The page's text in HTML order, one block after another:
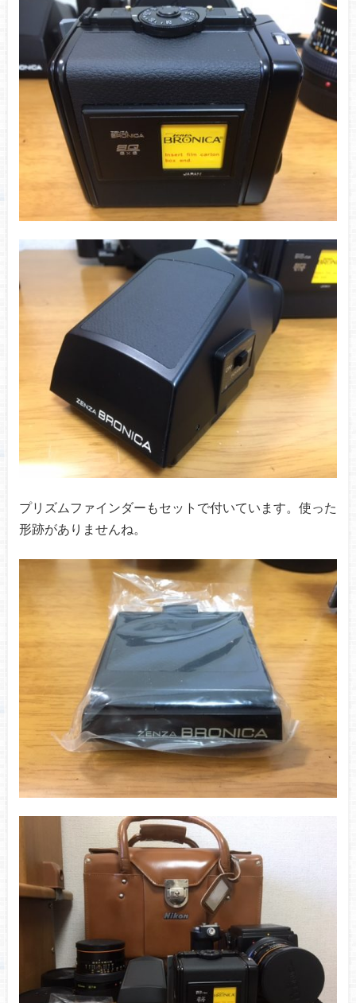
プリズムファインダーもセットで付いています。使った
形跡がありませんね。